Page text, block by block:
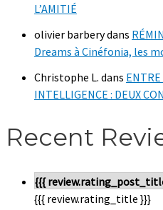
L’AMITIÉ
olivier barberydans
Dreams à Cinéfonia, les
Christophe L. dans
INTELLIGENCE : DEUX
Recent
{{{
{{{ review.rating_title }}}